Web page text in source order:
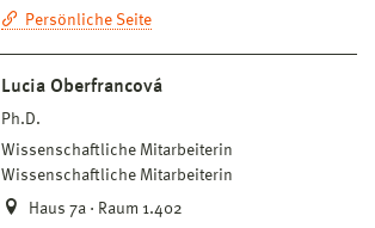
Persönliche Seite
Lucia Oberfrancová
Ph.D.
Wissenschaftliche Mitarbeiterin
Wissenschaftliche Mitarbeiterin
Haus 7a · Raum 1.402